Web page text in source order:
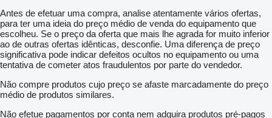
Antes de efetuar uma compra, analise atentamente vários ofertas,
para ter uma ideia do preço médio de venda do equipamento que
escolheu. Se o preço da oferta que mais lhe agrada for muito inferior
ao de outras ofertas idênticas, desconfie. Uma diferença de preço
significativa pode indicar defeitos ocultos no equipamento ou uma
tentativa de cometer atos fraudulentos por parte do vendedor.
Não compre produtos cujo preço se afaste marcadamente do preço
médio de produtos similares.
Não efetue pagamentos por conta nem adquira produtos pré-pagos